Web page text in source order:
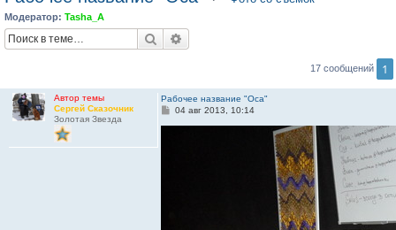
Модератор: Tasha_A
Поиск
17 сообщений 1
Автор темы
Сергей Сказочник
Золотая Звезда
Рабочее название "Оса"
С04 авг 2013, 10:14